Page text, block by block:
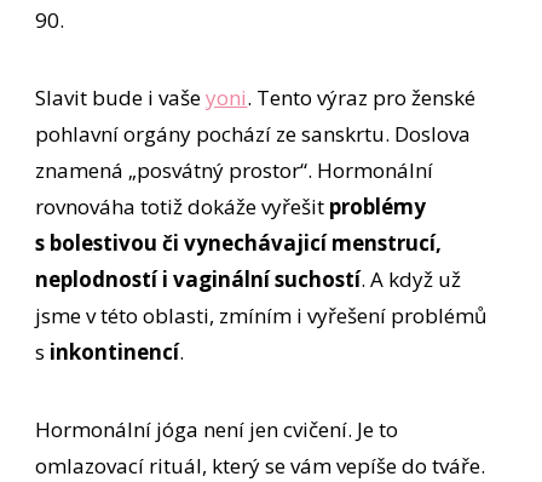
90.
Slavit bude i vašeyoni. Tento výraz pro ženské
pohlavní orgány pochází ze sanskrtu. Doslova
znamená „posvátný prostor“. Hormonální
rovnováha totiž dokáže vyřešit problémy
s bolestivou či vynechávajicí menstrucí,
neplodností i vaginální suchostí. A když už
jsme v této oblasti, zmíním i vyřešení problémů
s inkontinencí.
Hormonální jóga není jen cvičení. Je to
omlazovací rituál, který se vám vepíše do tváře.